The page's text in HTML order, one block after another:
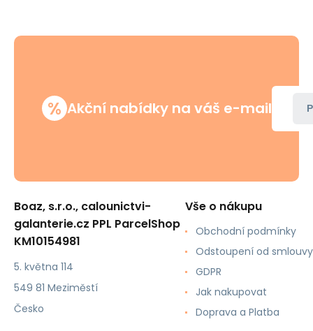
% Akční nabídky na váš e-mail
Boaz, s.r.o., calounictvi-
galanterie.cz PPL ParcelShop
KM10154981
5. května 114
549 81 Meziměstí
Česko
Vše o nákupu
Obchodní podmínky
Odstoupení od smlouvy
GDPR
Jak nakupovat
Doprava a Platba